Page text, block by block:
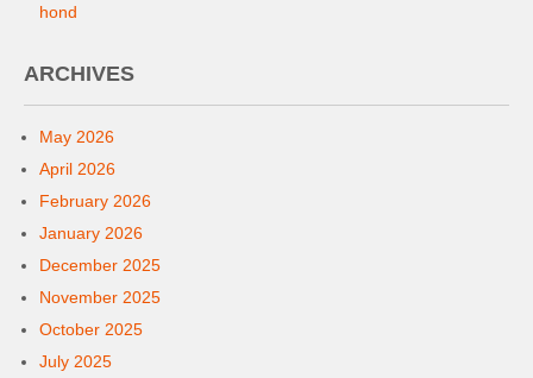
hond
ARCHIVES
May 2026
April 2026
February 2026
January 2026
December 2025
November 2025
October 2025
July 2025